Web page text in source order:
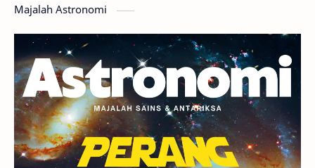
Planet Kerdil Bumi Pengetahuan
Berita Hujan Meteor Satelit Alami
Rasi Bintang Teleskop Saturnus
GBT 2018 UFO Advertorial
Majalah Astronomi